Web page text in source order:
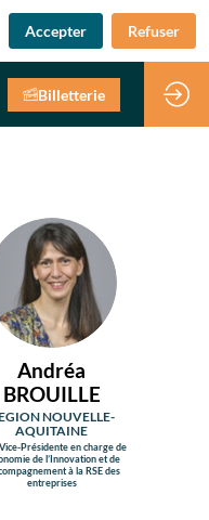
Billetterie
AB
Andréa
BROUILLE
NOUVELLE-
AQUITAINE
Présidente en charge de
de l’Innovation et de
à la RSE des
entreprises
Accepter Refuser